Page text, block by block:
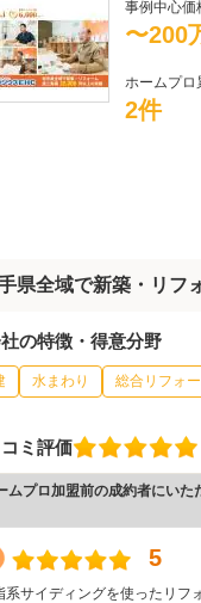
事例中心価
〜200
ホームプロ
2件
県全域で新築・リフ
の特徴・得意分野
水まわり 総合リフォ
ミ評価
ムプロ加盟前の成約者にいた
5
系サイディングを使ったリフ